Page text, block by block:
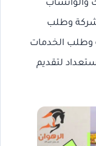
والواتساب
وطلب
وطلب الخدمات
لتقديم